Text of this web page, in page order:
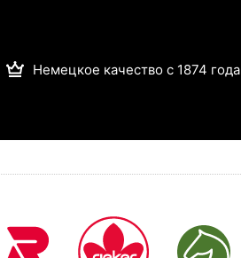
Немецкое качество с 1874 года